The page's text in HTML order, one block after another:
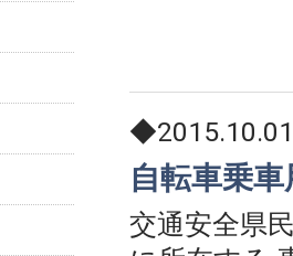
◆2015.10.01
自転車乗
交通安全県